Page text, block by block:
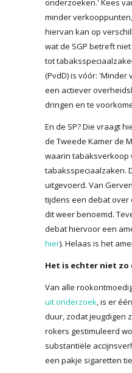
onderzoeken.' Kees
minder
hiervan kan op
wat de SGP betreft
tot
(PvdD) is vóór:
een actiever
dringen en te
En de SP? Die vraagt
de Tweede Kamer de
waarin
tabaksspeciaalzaken.
uitgevoerd. Van
tijdens een debat over
dit weer benoemd.
debat hiervoor een
hier). Helaas is het
Het is echter niet zo
Van alle
uit onderzoek, is er
duur, zodat jeugdigen
rokers gestimuleerd
substantiële
een pakje sigaretten